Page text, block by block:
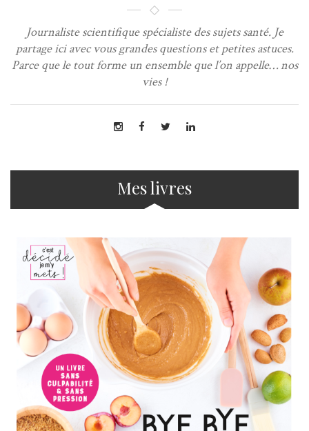
Journaliste scientifique spécialiste des sujets santé. Je
partage ici avec vous grandes questions et petites astuces.
Parce que le tout forme un ensemble que l’on appelle… nos
vies !
Mes livres